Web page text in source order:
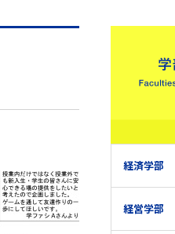
経済学部
経営学部